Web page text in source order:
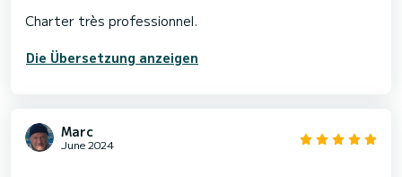
Charter très professionnel.
Die Übersetzung anzeigen
Marc
June 2024